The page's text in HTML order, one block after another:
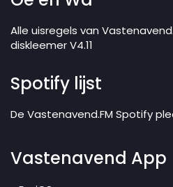
Alle uisregels van
diskleemer V4.11
Spotify lijst
De Vastenavend.FM Spotify
Vastenavend App